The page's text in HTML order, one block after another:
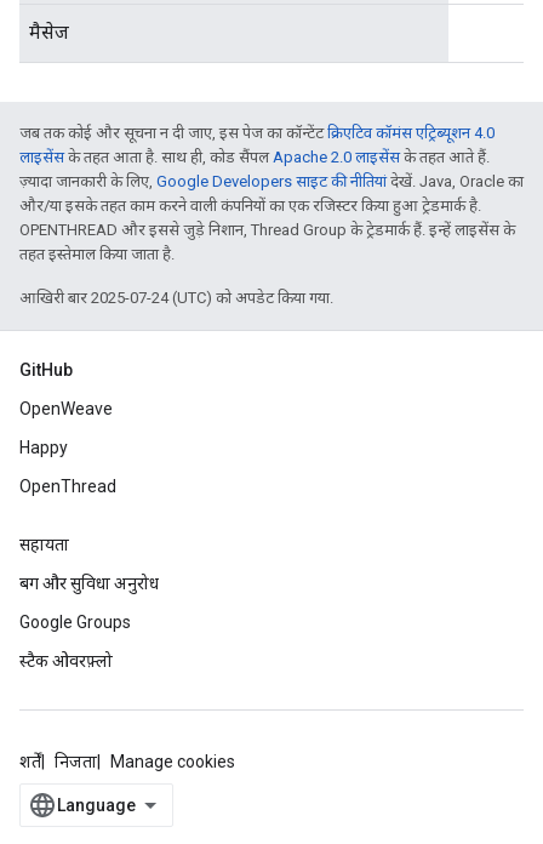
मैसेज
जब तक कोई और सूचना न दी जाए, इस पेज का कॉन्टेंटक्रिएटिव कॉमंस एट्रिब्यूशन 4.0
लाइसेंसके तहत आता है. साथ ही, कोड सैंपलApache 2.0 लाइसेंसके तहत आते हैं.
ज़्यादा जानकारी के लिए, Google Developers साइट की नीतियांदेखें. Java, Oracle का
और/या इसके तहत काम करने वाली कंपनियों का एक रजिस्टर किया हुआ ट्रेडमार्क है.
OPENTHREAD और इससे जुड़े निशान, Thread Group के ट्रेडमार्क हैं. इन्हें लाइसेंस के
तहत इस्तेमाल किया जाता है.
आखिरी बार 2025-07-24 (UTC) को अपडेट किया गया.
GitHub
OpenWeave
Happy
OpenThread
सहायता
बग और सुविधा अनुरोध
Google Groups
स्टैक ओवरफ़्लो
शर्तें निजता Manage cookies